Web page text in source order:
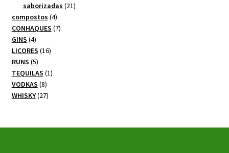
produtos
saborizadas 2121
compostos 44
produtos
CONHAQUES 77
GINS 44
produtos
LICORES 1616
RUNS 55
produtos
TEQUILAS 11
VODKAS 88
produtos
WHISKY 2727